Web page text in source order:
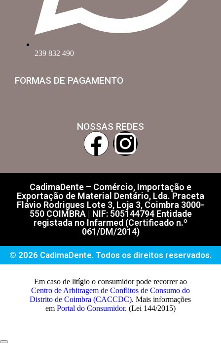
239 832 490
FORMAS DE PAGAMENTO
NOSSAS REDES
CadimaDente – Comércio, Importação e
Exportação de Material Dentário, Lda. Praceta
Flávio Rodrigues Lote 3, Loja 3, Coimbra 3000-
550 COIMBRA | NIF: 505144794 Entidade
registada no Infarmed (Certificado n.º
061/DM/2014)
© 2026 CadimaDente. Todos os direitos reservados.
Em caso de litígio o consumidor pode recorrer ao
Centro de Arbitragem de Conflitos de Consumo do
Distrito de Coimbra (CACCDC). Mais informações
em Portal do Consumidor. (Lei 144/2015)